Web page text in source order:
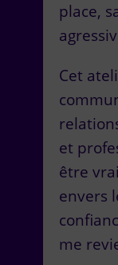
place,
Cet
et
être
envers
me